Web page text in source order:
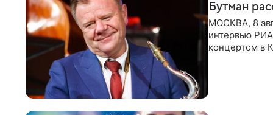
Бутман
МОСКВА, 8
интервью
концертом в